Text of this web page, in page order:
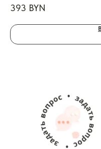
393 BYN